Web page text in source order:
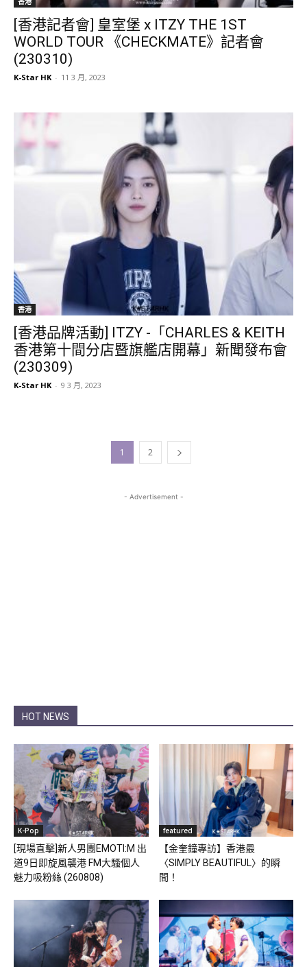
[香港記者會] 皇室堡 x ITZY THE 1ST
WORLD TOUR 《CHECKMATE》記者會
(230310)
K-Star HK - 11 3 月, 2023
香港
[香港品牌活動] ITZY -「CHARLES & KEITH
香港第十間分店暨旗艦店開幕」新聞發布會
(230309)
K-Star HK - 9 3 月, 2023
1 2
- Advertisement -
HOT NEWS
K-Pop
[現場直擊]新人男團EMOTI:M 出
道9日即旋風襲港 FM大騷個人
魅力吸粉絲 (260808)
featured
【金奎鐘專訪】香港最
〈SIMPLY BEAUTIFUL〉的瞬
間！